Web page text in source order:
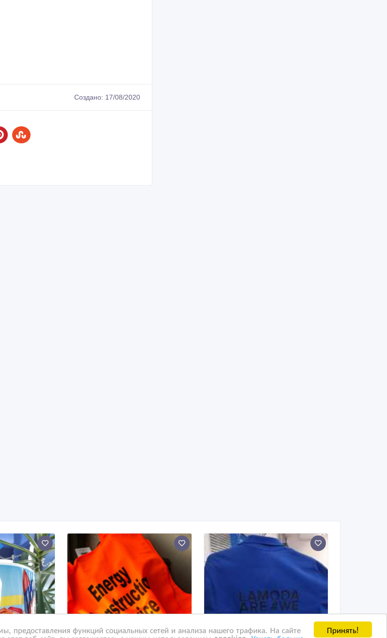
Принять!
функций социальных сетей и анализа нашего трафика. На сайте
Создано: 17/08/2020